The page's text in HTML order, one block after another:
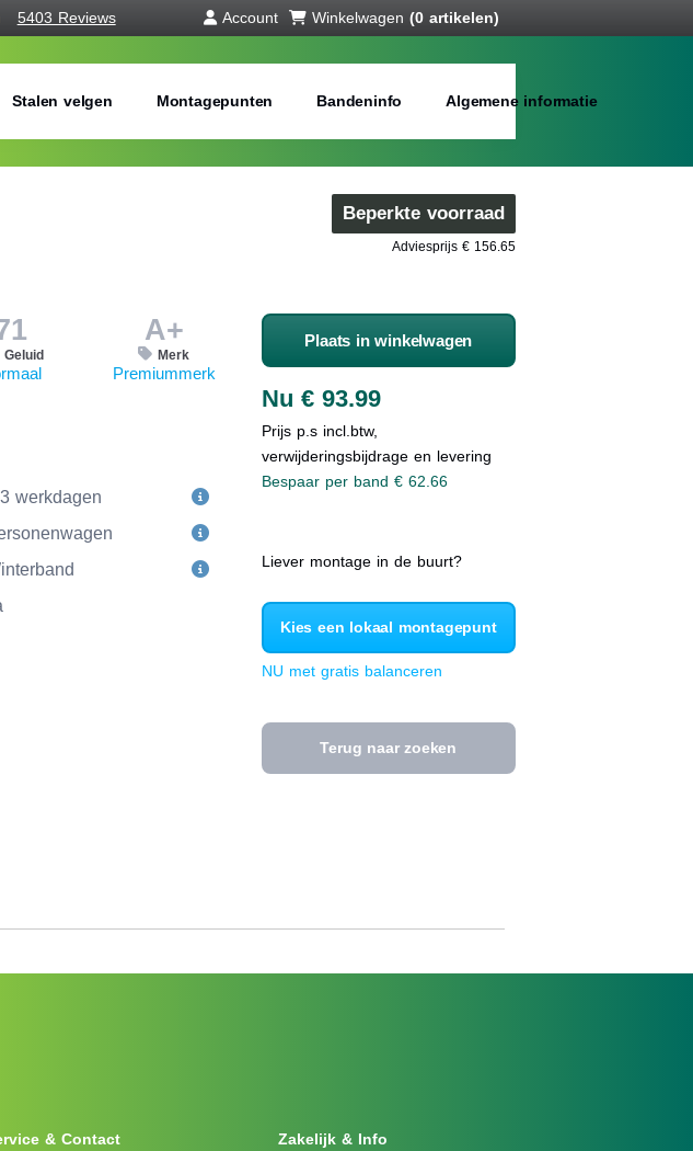
5403 Reviews Account Winkelwagen (0 artikelen)
Stalen velgen Montagepunten Bandeninfo Algemene informatie
Beperkte voorraad
Adviesprijs € 156.65
Geluid
A+
Merk
Premiummerk
werkdagen
Plaats in winkelwagen
Nu € 93.99
Prijs p.s incl.btw,
verwijderingsbijdrage en levering
Bespaar per band € 62.66
Liever montage in de buurt?
Kies een lokaal montagepunt
NU met gratis balanceren
Terug naar zoeken
& Contact Zakelijk & Info